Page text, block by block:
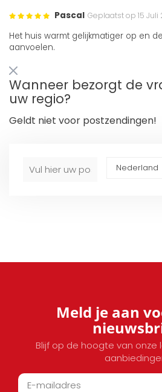
Pascal Geplaatst op 15 Juli
Het huis warmt gelijkmatiger op en
aanvoelen.
Wanneer bezorgt de
uw regio?
Geldt niet voor postzendingen!
Meld je aan
Blijf op de hoogte van